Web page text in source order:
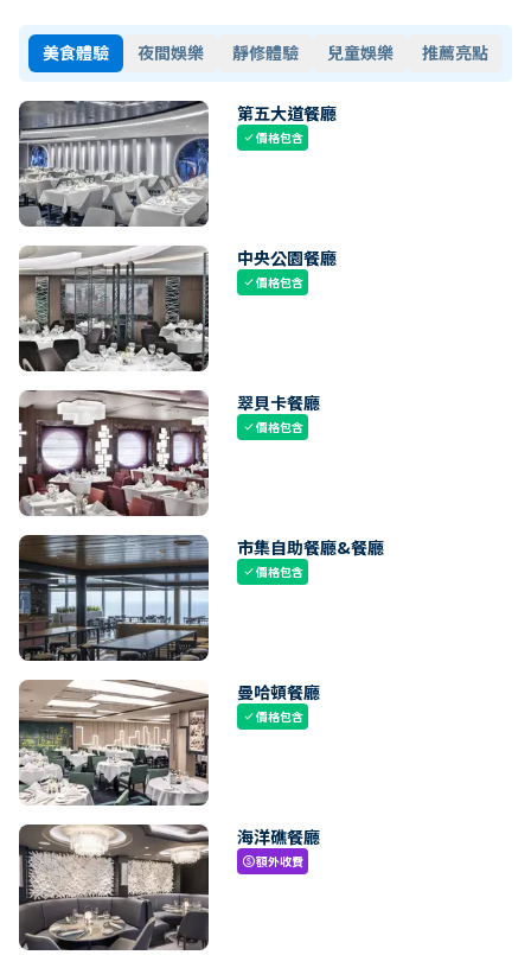
美食體驗 夜間娛樂 靜修體驗 兒童娛樂 推薦亮點
第五大道餐廳
check價格包含
中央公園餐廳
check價格包含
翠貝卡餐廳
check價格包含
市集自助餐廳&餐廳
check價格包含
曼哈頓餐廳
check價格包含
海洋礁餐廳
paid額外收費